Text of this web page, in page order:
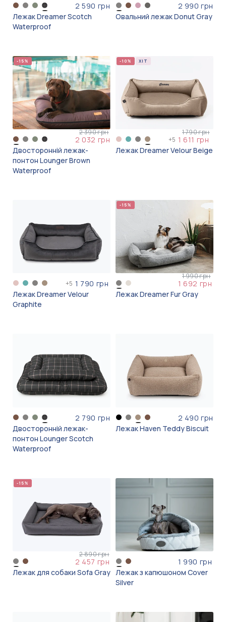
2 590 грн
Лежак Dreamer Scotch
Waterproof
2 990 грн
Овальний лежак Donut Gray
-15%
2 390 грн
2 032 грн
Двосторонній лежак-
понтон Lounger Brown
Waterproof
-10% ХІТ
+5
1 790 грн
1 611 грн
Лежак Dreamer Velour Beige
+5 1 790 грн
Лежак Dreamer Velour
Graphite
-15%
1 990 грн
1 692 грн
Лежак Dreamer Fur Gray
2 790 грн
Двосторонній лежак-
понтон Lounger Scotch
Waterproof
2 490 грн
Лежак Haven Teddy Biscuit
-15%
2 890 грн
2 457 грн
Лежак для собаки Sofa Gray
1 990 грн
Лежак з капюшоном Cover
Silver